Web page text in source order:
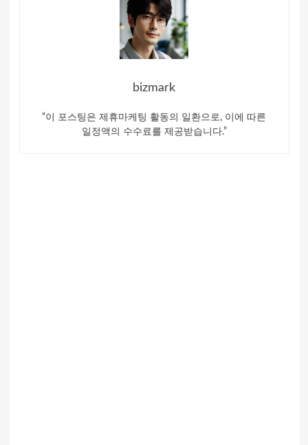
bizmark
“이 포스팅은 제휴마케팅 활동의 일환으로, 이에 따른
일정액의 수수료를 제공받습니다.”